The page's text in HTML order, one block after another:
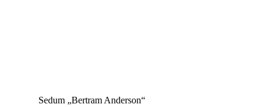
Sedum „Bertram Anderson“